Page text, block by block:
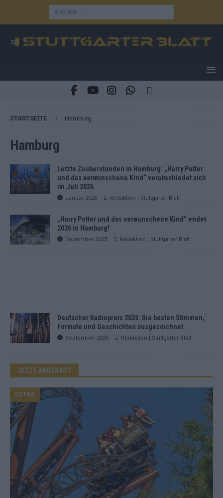
STARTSEITE Hamburg
Hamburg
Letzte Zauberstunden in Hamburg: „Harry Potter
und das verwunschene Kind“ verabschiedet sich
im Juli 2026
Januar 2026 Redaktion | Stuttgarter Blatt
„Harry Potter und das verwunschene Kind“ endet
2026 in Hamburg!
Dezember 2025 Redaktion | Stuttgarter Blatt
Deutscher Radiopreis 2025: Die besten Stimmen,
Formate und Geschichten ausgezeichnet
September 2025 Redaktion | Stuttgarter Blatt
JETZT ANGESAGT
EXTRA